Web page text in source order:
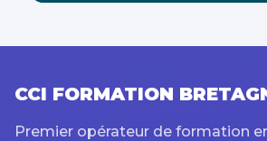
CCI FORMATION
Premier opérateur de formation